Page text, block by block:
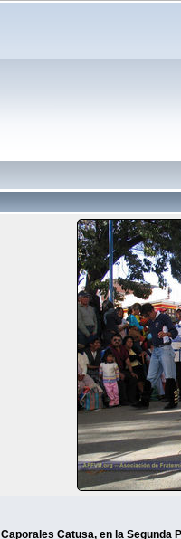
Caporales Catusa, en la Segunda